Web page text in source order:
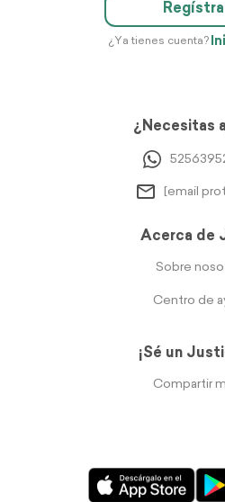
¿Ya tienes cuenta?
¿Necesitas
[email
Acerca de
Sobre
Centro de
¡Sé un
Compartir